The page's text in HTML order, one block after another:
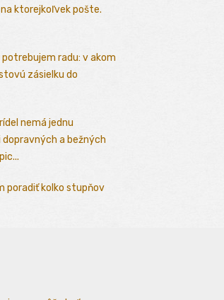
ktorejkoľvek pošte.
potrebujem radu: v akom
zásielku do
nemá jednu
a bežných
poradiť kolko stupňov